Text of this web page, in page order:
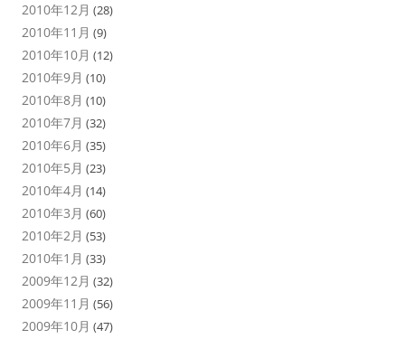
2010年12月 (28)
2010年11月 (9)
2010年10月 (12)
2010年9月 (10)
2010年8月 (10)
2010年7月 (32)
2010年6月 (35)
2010年5月 (23)
2010年4月 (14)
2010年3月 (60)
2010年2月 (53)
2010年1月 (33)
2009年12月 (32)
2009年11月 (56)
2009年10月 (47)